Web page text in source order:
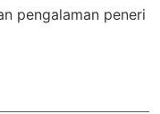
pengalaman peneri